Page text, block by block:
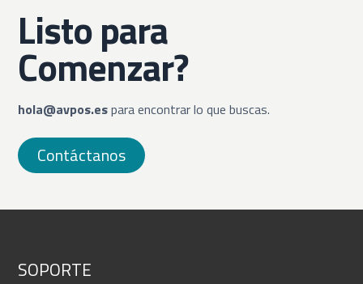
Listo para
Comenzar?
hola@avpos.espara encontrar lo que buscas.
Contáctanos
SOPORTE